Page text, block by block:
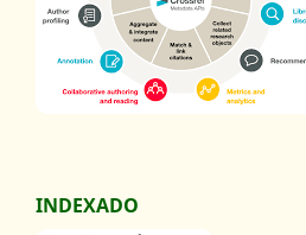
INDEXADO